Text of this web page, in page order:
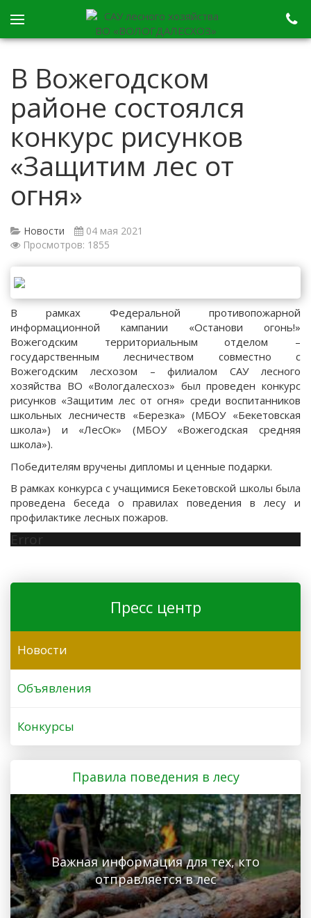
В Вожегодском
районе состоялся
конкурс рисунков
«Защитим лес от
огня»
Новости
04 мая 2021
Просмотров: 1855
В рамках Федеральной противопожарной
информационной кампании «Останови огонь!»
Вожегодским территориальным отделом –
государственным лесничеством совместно с
Вожегодским лесхозом – филиалом САУ лесного
хозяйства ВО «Вологдалесхоз» был проведен конкурс
рисунков «Защитим лес от огня» среди воспитанников
школьных лесничеств «Березка» (МБОУ «Бекетовская
школа») и «ЛесОк» (МБОУ «Вожегодская средняя
школа»).
Победителям вручены дипломы и ценные подарки.
В рамках конкурса с учащимися Бекетовской школы была
проведена беседа о правилах поведения в лесу и
профилактике лесных пожаров.
Error
Пресс центр
Новости
Объявления
Конкурсы
Правила поведения в лесу
Важная информация для тех, кто
отправляется в лес